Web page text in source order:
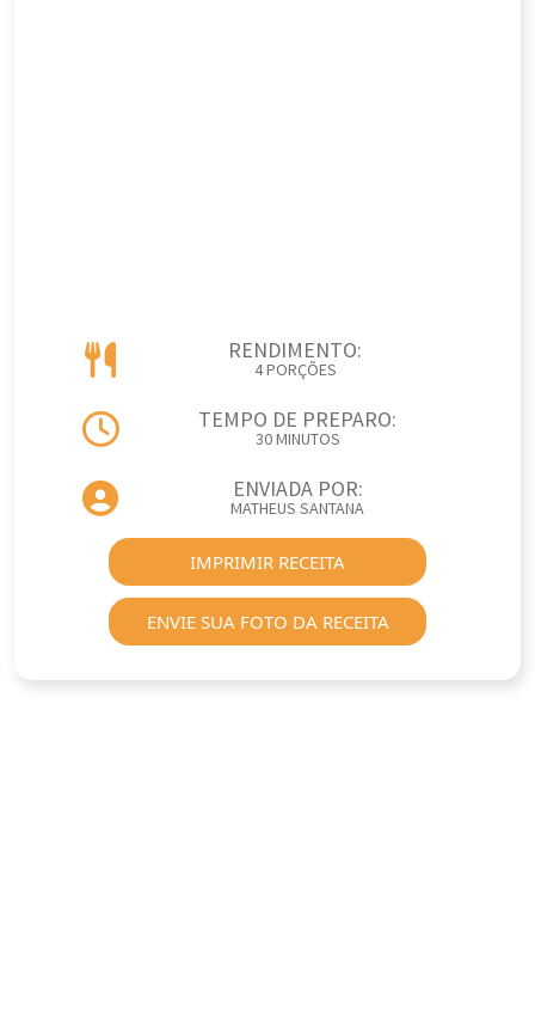
RENDIMENTO:
4 PORÇÕES
TEMPO DE PREPARO:
30 MINUTOS
ENVIADA POR:
MATHEUS SANTANA
IMPRIMIR RECEITA
ENVIE SUA FOTO DA RECEITA